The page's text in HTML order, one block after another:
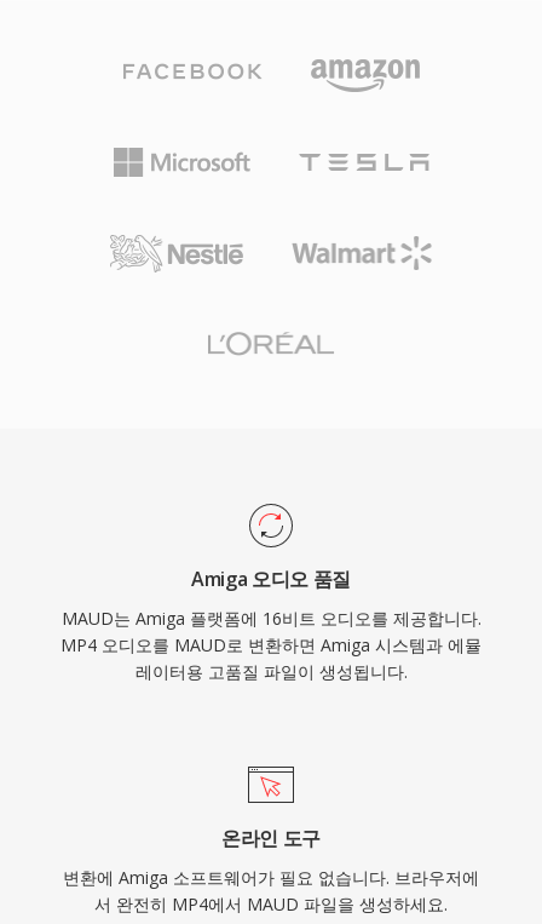
Amiga 오디오 품질
MAUD는 Amiga 플랫폼에 16비트 오디오를 제공합니다.
MP4 오디오를 MAUD로 변환하면 Amiga 시스템과 에뮬
레이터용 고품질 파일이 생성됩니다.
온라인 도구
변환에 Amiga 소프트웨어가 필요 없습니다. 브라우저에
서 완전히 MP4에서 MAUD 파일을 생성하세요.